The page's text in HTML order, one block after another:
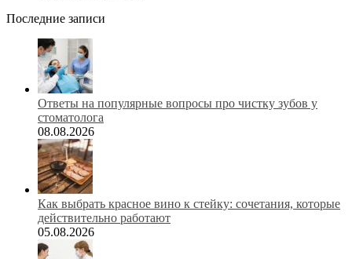
Последние записи
Ответы на популярные вопросы про чистку зубов у
стоматолога
08.08.2026
Как выбрать красное вино к стейку: сочетания, которые
действительно работают
05.08.2026